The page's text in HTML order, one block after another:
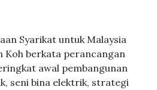
Syarikat untuk Malaysia
Koh berkata perancangan
awal pembangunan
seni bina elektrik, strategi